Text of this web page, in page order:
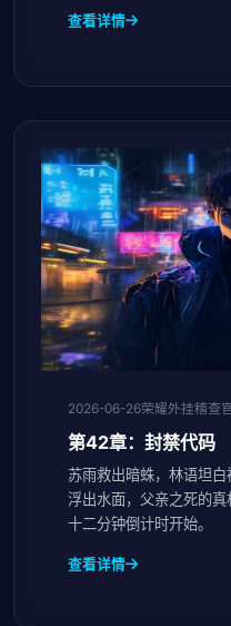
查看详情
2026-06-26荣耀外挂稽查
第42章：封禁代码
苏雨救出暗蛛，林语坦
浮出水面，父亲之死的
十二分钟倒计时开始。
查看详情